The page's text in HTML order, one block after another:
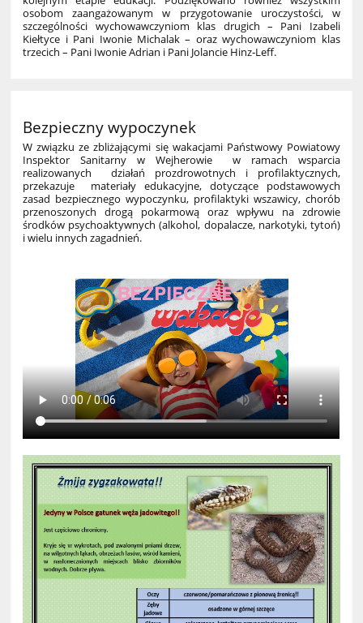
osobom zaangażowanym w przygotowanie uroczystości, w
szczególności wychowawczyniom klas drugich – Pani Izabeli
Kiełtyce i Pani Iwonie Michalak – oraz wychowawczyniom klas
trzecich – Pani Iwonie Adrian i Pani Jolancie Hinz‑Leff.
Bezpieczny wypoczynek
W związku ze zbliżającymi się wakacjami Państwowy Powiatowy
Inspektor Sanitarny w Wejherowie w ramach wsparcia
realizowanych działań prozdrowotnych i profilaktycznych,
przekazuje materiały edukacyjne, dotyczące podstawowych
zasad bezpiecznego wypoczynku, profilaktyki wszawicy, chorób
przenoszonych drogą pokarmową oraz wpływu na zdrowie
środków psychoaktywnych (alkohol, dopalacze, narkotyki, tytoń)
i wielu innych zagadnień.